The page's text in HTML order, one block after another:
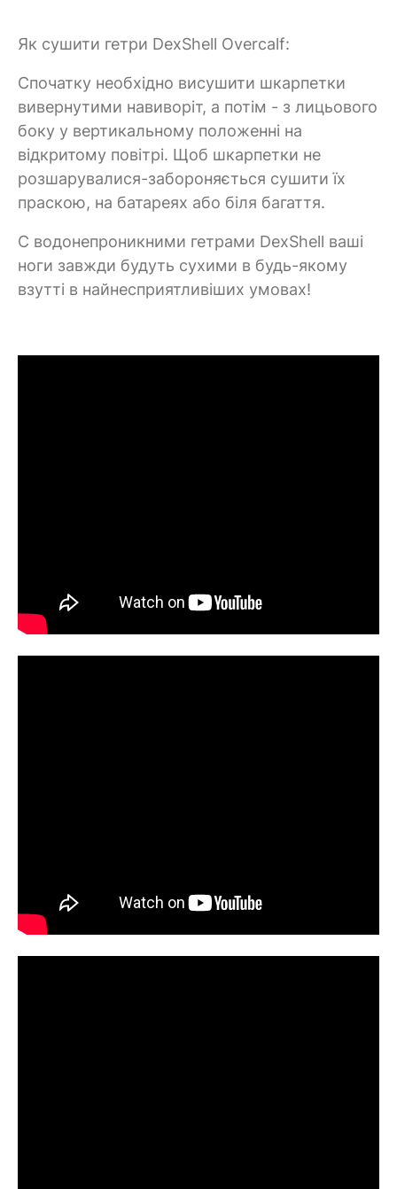
Як сушити гетри DexShell Overcalf:
Спочатку необхідно висушити шкарпетки
вивернутими навиворіт, а потім - з лицьового
боку у вертикальному положенні на
відкритому повітрі. Щоб шкарпетки не
розшарувалися-забороняється сушити їх
праскою, на батареях або біля багаття.
C водонепроникними гетрами DexShell ваші
ноги завжди будуть сухими в будь-якому
взутті в найнесприятливіших умовах!